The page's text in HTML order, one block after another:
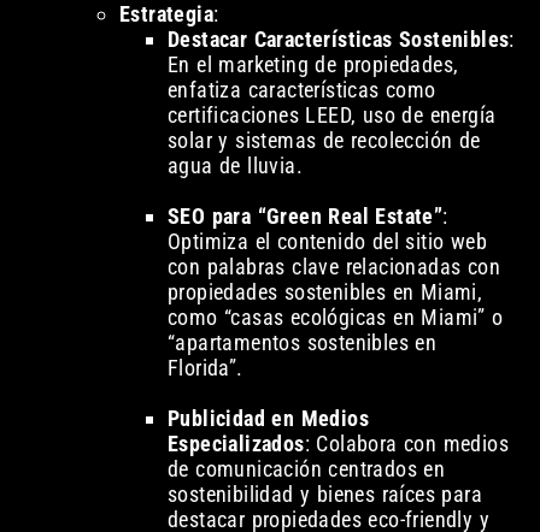
Estrategia:
Destacar Características Sostenibles:
En el marketing de propiedades,
enfatiza características como
certificaciones LEED, uso de energía
solar y sistemas de recolección de
agua de lluvia.
SEO para “Green Real Estate”:
Optimiza el contenido del sitio web
con palabras clave relacionadas con
propiedades sostenibles en Miami,
como “casas ecológicas en Miami” o
“apartamentos sostenibles en
Florida”.
Publicidad en Medios
Especializados: Colabora con medios
de comunicación centrados en
sostenibilidad y bienes raíces para
destacar propiedades eco-friendly y